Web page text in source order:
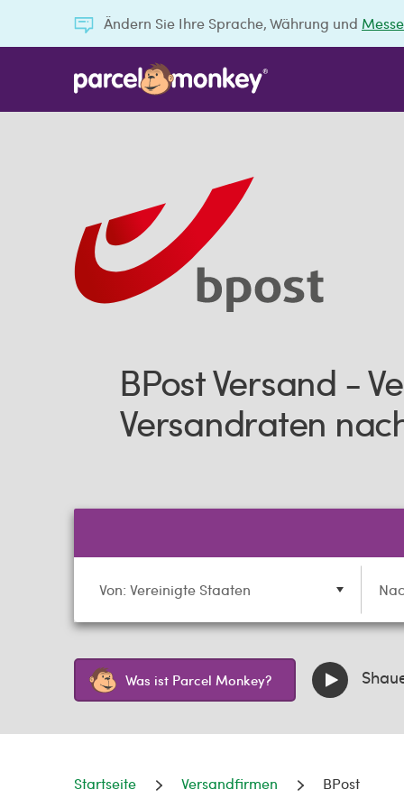
Ändern Sie Ihre Sprache, Währung und
BPost Versand -
Versandraten
Von: Vereinigte Staaten
Was ist Parcel Monkey?
Startseite Versandfirmen BPost